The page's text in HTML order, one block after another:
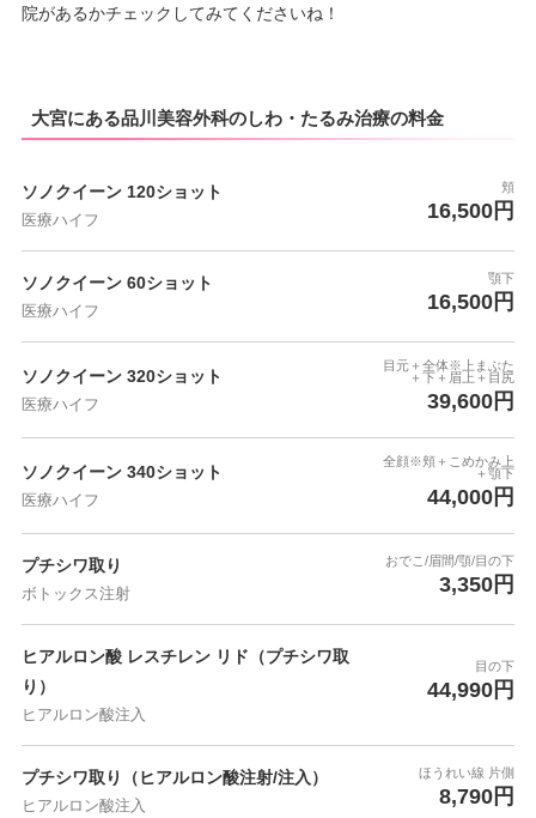
院があるかチェックしてみてくださいね！
大宮にある品川美容外科のしわ・たるみ治療の料金
ソノクイーン 120ショット
医療ハイフ
頬
16,500円
ソノクイーン 60ショット
医療ハイフ
顎下
16,500円
ソノクイーン 320ショット
医療ハイフ
目元＋全体※上まぶた
＋下＋眉上＋目尻
39,600円
ソノクイーン 340ショット
医療ハイフ
全顔※頬＋こめかみ上
＋顎下
44,000円
プチシワ取り
ボトックス注射
おでこ/眉間/顎/目の下
3,350円
ヒアルロン酸 レスチレン リド（プチシワ取
り）
ヒアルロン酸注入
目の下
44,990円
プチシワ取り（ヒアルロン酸注射/注入）
ヒアルロン酸注入
ほうれい線 片側
8,790円